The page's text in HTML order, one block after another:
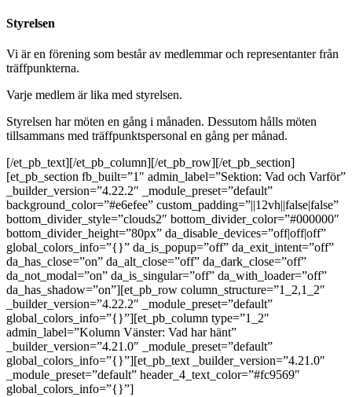
Styrelsen
Vi är en förening som består av medlemmar och representanter från
träffpunkterna.
Varje medlem är lika med styrelsen.
Styrelsen har möten en gång i månaden. Dessutom hålls möten
tillsammans med träffpunktspersonal en gång per månad.
[/et_pb_text][/et_pb_column][/et_pb_row][/et_pb_section]
[et_pb_section fb_built=”1″ admin_label=”Sektion: Vad och Varför”
_builder_version=”4.22.2″ _module_preset=”default”
background_color=”#e6efee” custom_padding=”||12vh||false|false”
bottom_divider_style=”clouds2″ bottom_divider_color=”#000000″
bottom_divider_height=”80px” da_disable_devices=”off|off|off”
global_colors_info=”{}” da_is_popup=”off” da_exit_intent=”off”
da_has_close=”on” da_alt_close=”off” da_dark_close=”off”
da_not_modal=”on” da_is_singular=”off” da_with_loader=”off”
da_has_shadow=”on”][et_pb_row column_structure=”1_2,1_2″
_builder_version=”4.22.2″ _module_preset=”default”
global_colors_info=”{}”][et_pb_column type=”1_2″
admin_label=”Kolumn Vänster: Vad har hänt”
_builder_version=”4.21.0″ _module_preset=”default”
global_colors_info=”{}”][et_pb_text _builder_version=”4.21.0″
_module_preset=”default” header_4_text_color=”#fc9569″
global_colors_info=”{}”]